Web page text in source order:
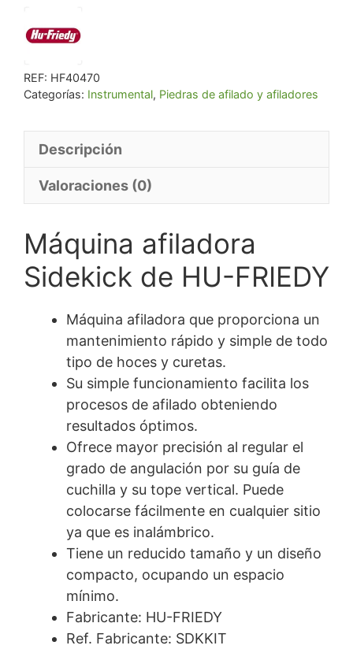
FRIEDY
REF: HF40470
Categorías: Instrumental, Piedras de afilado y afiladores
Descripción
Valoraciones (0)
Máquina afiladora
Sidekick de HU-FRIEDY
Máquina afiladora que proporciona un
mantenimiento rápido y simple de todo
tipo de hoces y curetas.
Su simple funcionamiento facilita los
procesos de afilado obteniendo
resultados óptimos.
Ofrece mayor precisión al regular el
grado de angulación por su guía de
cuchilla y su tope vertical. Puede
colocarse fácilmente en cualquier sitio
ya que es inalámbrico.
Tiene un reducido tamaño y un diseño
compacto, ocupando un espacio
mínimo.
Fabricante: HU-FRIEDY
Ref. Fabricante: SDKKIT